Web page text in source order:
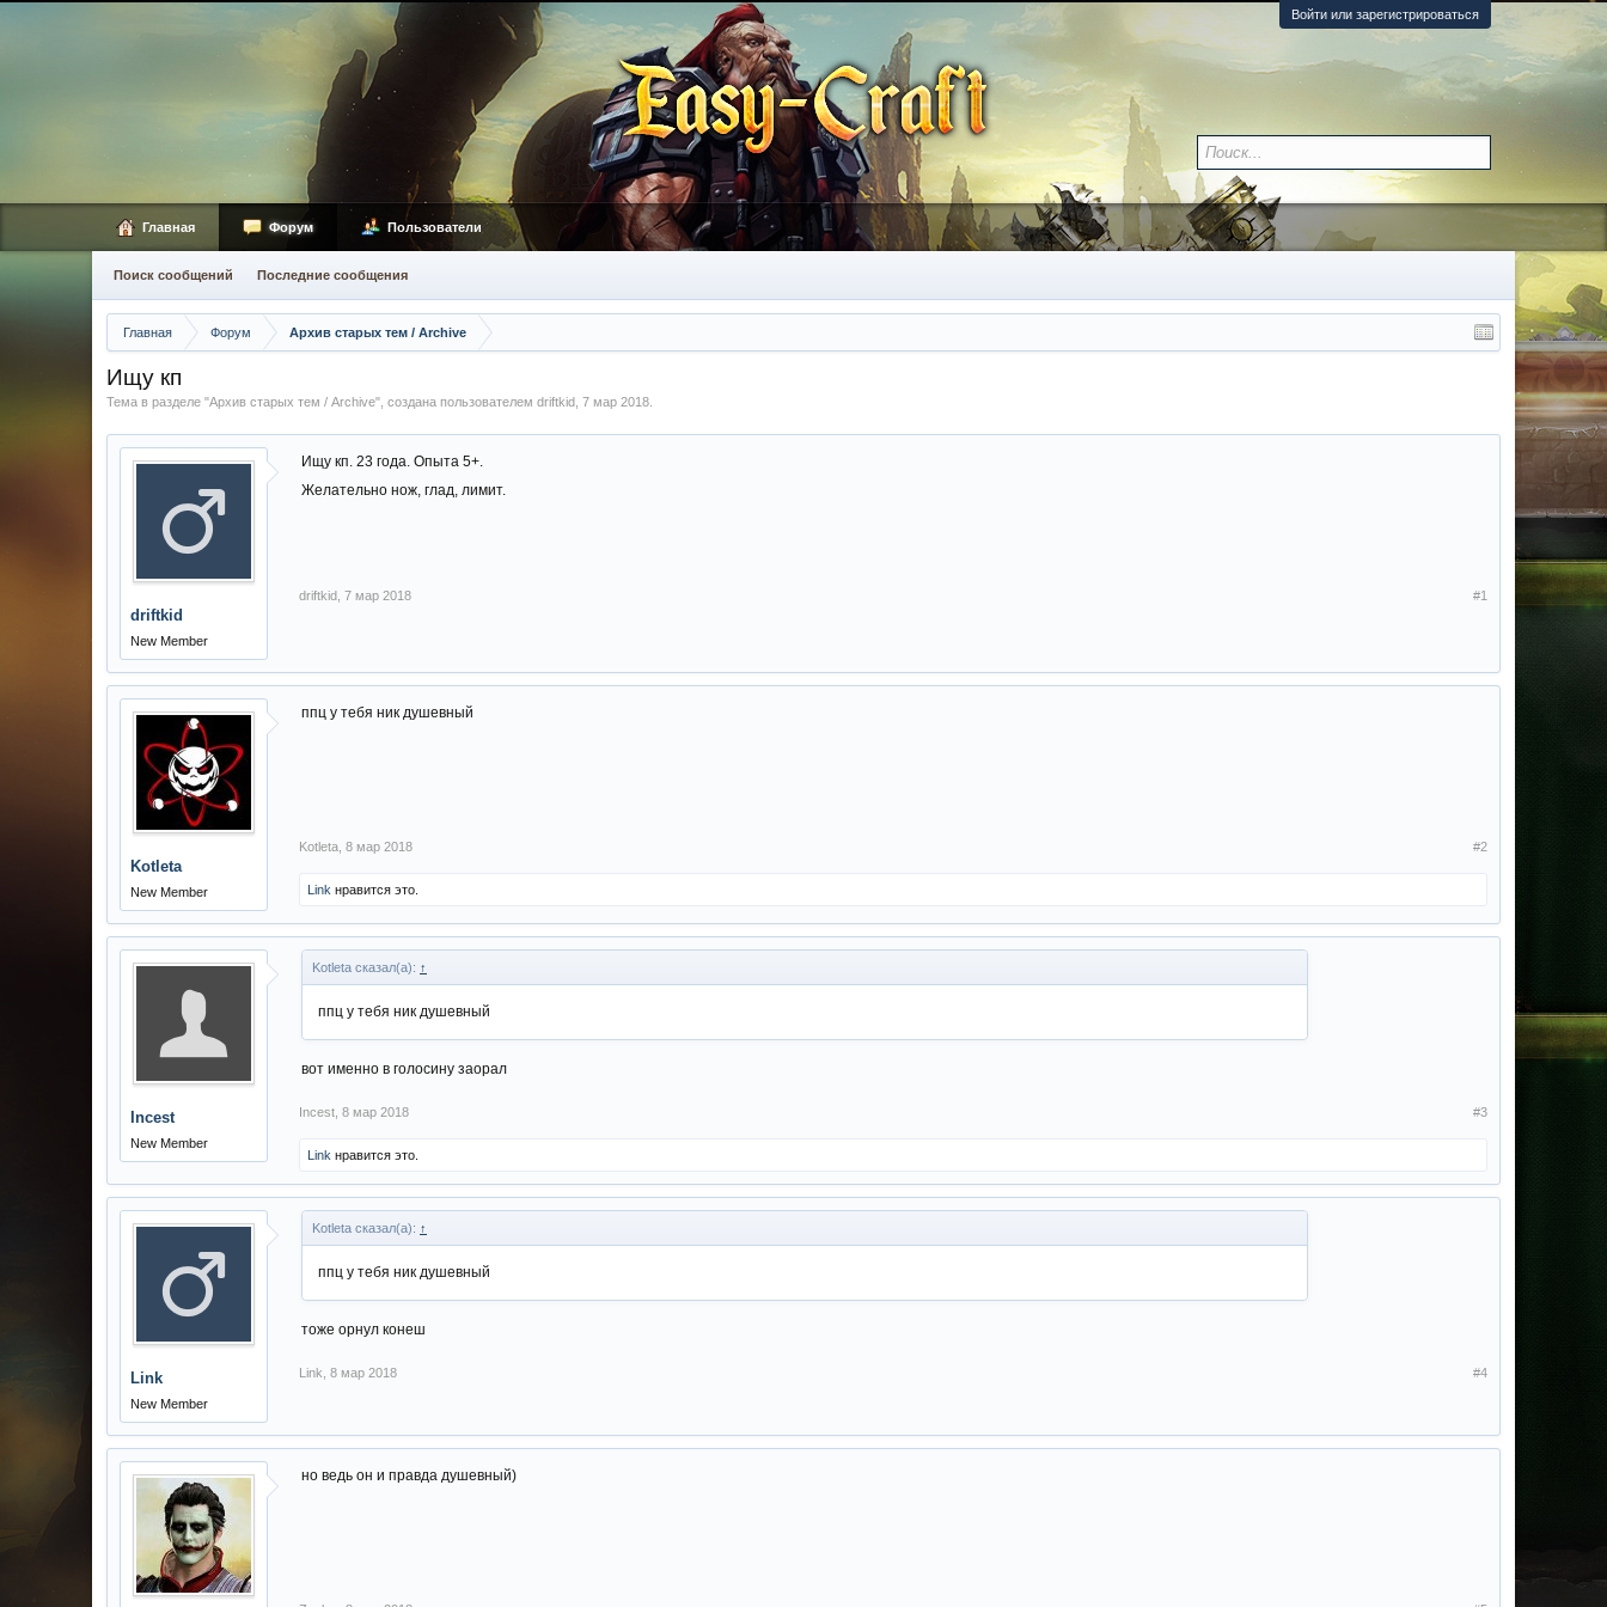
Войти или зарегистрироваться
Главная Форум Архив старых тем / Archive
Ищу кп
Тема в разделе "Архив старых тем / Archive", создана пользователем driftkid 7 мар 2018
driftkid
New Member
Ищу кп. 23 года. Опыта 5+.
Желательно нож, глад, лимит.
driftkid 7 мар 2018 #1
Kotleta
New Member
ппц у тебя ник душевный
Kotleta 8 мар 2018 #2
Link нравится это.
Incest
New Member
Kotleta сказал(а): ↑
ппц у тебя ник душевный
вот именно в голосину заорал
Incest 8 мар 2018 #3
Link нравится это.
Link
New Member
Kotleta сказал(а): ↑
ппц у тебя ник душевный
тоже орнул конеш
Link 8 мар 2018 #4
но ведь он и правда душевный)
Главная Форум
Поиск сообщений Последние сообщения
Пользователи